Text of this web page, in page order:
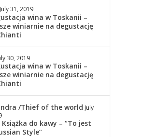
July 31, 2019
wina w Toskanii –
winiarnie na degustację
30, 2019
wina w Toskanii –
winiarnie na degustację
/Thief of the world July
Książka do kawy – “To jest
Style”